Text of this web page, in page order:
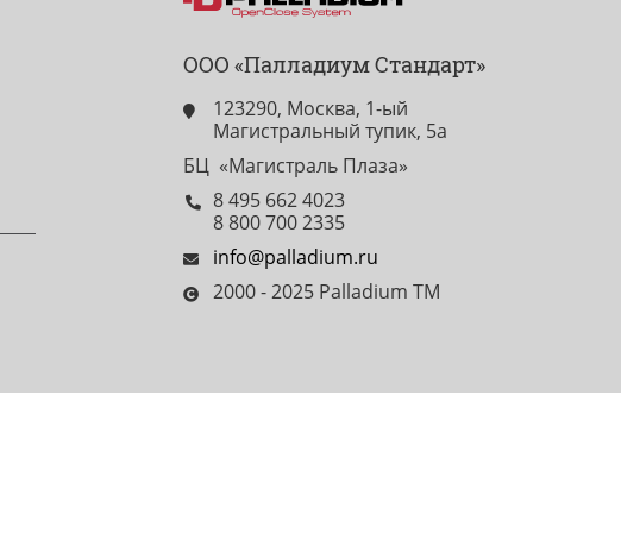
ООО «Палладиум Стандарт»
123290, Москва, 1-ый
Магистральный тупик, 5а
БЦ «Магистраль Плаза»
8 495 662 4023
8 800 700 2335
info@palladium.ru
2000 - 2025 Palladium TM